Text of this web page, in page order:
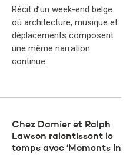
Récit d’un week-end belge
où architecture, musique et
déplacements composent
une même narration
continue.
Chez Damier et Ralph
Lawson ralentissent le
temps avec ‘Moments In